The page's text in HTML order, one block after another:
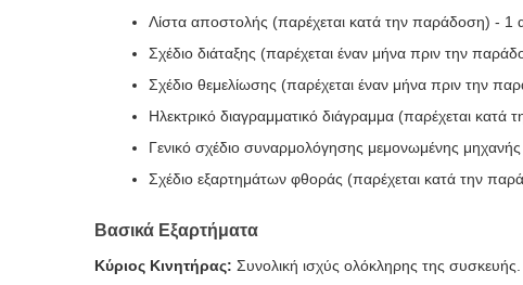
Λίστα αποστολής (παρέχεται κατά την παράδοση) - 1
Σχέδιο διάταξης (παρέχεται έναν μήνα πριν την
Σχέδιο θεμελίωσης (παρέχεται έναν μήνα πριν την
Ηλεκτρικό διαγραμματικό διάγραμμα (παρέχεται
Γενικό σχέδιο συναρμολόγησης μεμονωμένης
Σχέδιο εξαρτημάτων φθοράς (παρέχεται κατά την
Βασικά Εξαρτήματα
Κύριος Κινητήρας: Συνολική ισχύς ολόκληρης της